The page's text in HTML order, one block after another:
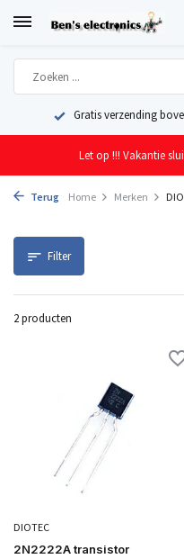
& België
Let op !!! Vakantie
Terug Home Merken
Filter
2 producten
DIOTEC
2N2222A transistor